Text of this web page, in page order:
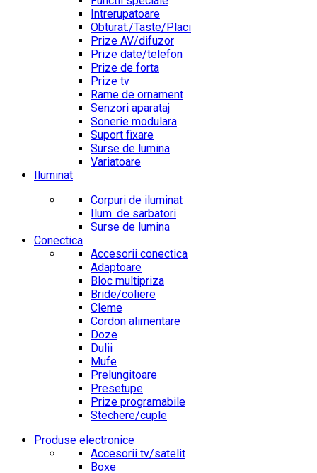
Intrerupatoare
Obturat./Taste/Placi
Prize AV/difuzor
Prize date/telefon
Prize de forta
Prize tv
Rame de ornament
Senzori aparataj
Sonerie modulara
Suport fixare
Surse de lumina
Variatoare
Iluminat
Corpuri de iluminat
Ilum. de sarbatori
Surse de lumina
Conectica
Accesorii conectica
Adaptoare
Bloc multipriza
Bride/coliere
Cleme
Cordon alimentare
Doze
Dulii
Mufe
Prelungitoare
Presetupe
Prize programabile
Stechere/cuple
Produse electronice
Accesorii tv/satelit
Boxe